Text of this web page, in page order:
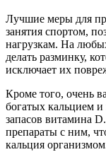
Лучшие меры для
занятия спортом,
нагрузкам. На
делать разминку,
исключает их
Кроме того, очень
богатых кальцием
запасов витамина
препараты с ним,
кальция